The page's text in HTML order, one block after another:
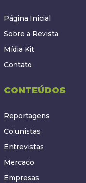
Página Inicial
Sobre a Revista
Mídia Kit
Contato
CONTEÚDOS
Reportagens
Colunistas
Entrevistas
Mercado
Empresas